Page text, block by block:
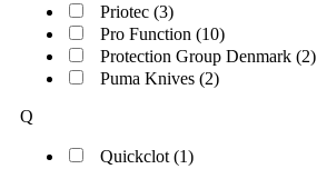
Priotec (3)
Pro Function (10)
Protection Group Denmark (2)
Puma Knives (2)
Q
Quickclot (1)